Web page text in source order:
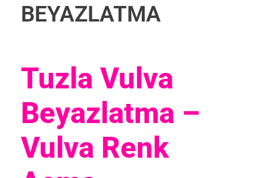
BEYAZLATMA
Tuzla Vulva
Beyazlatma –
Vulva Renk